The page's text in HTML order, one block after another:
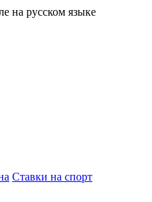
на русском языке
Ставки на спорт